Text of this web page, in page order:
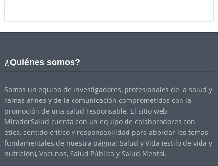
¿Quiénes somos?
Somos un equipo de investigadores, profesionales de la salud y
ramas afines y de la comunicación comprometidos con la
promoción de una salud responsable. El sitio web
MiradorSalud cuenta con un equipo de colaboradores con
ética, sentido crítico y responsabilidad para abordar los temas
fundamentales de nuestra página: Salud y Vida (estilo de vida y
nutrición), Vacunas, Salud Pública y Salud Mental.